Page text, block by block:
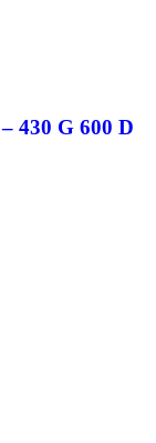
430 G 600 D